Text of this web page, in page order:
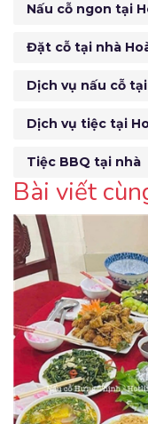
Nấu cỗ ngon tại
Đặt cỗ tại nhà
Dịch vụ nấu cỗ
Dịch vụ tiệc tại
Tiệc BBQ tại nhà
Bài viết